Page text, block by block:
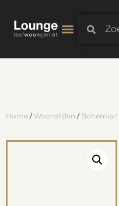
Home / Woonstijlen / Bohemian